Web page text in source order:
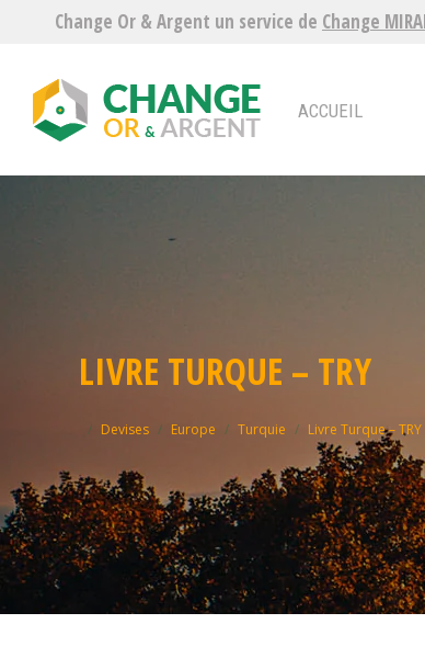
Change Or & Argent un service de Change
ACCUEIL
LIVRE TURQUE – TRY
Devises Europe Turquie Livre Turque – TRY
ACCUEIL OR